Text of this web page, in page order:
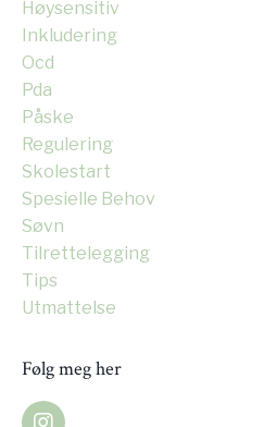
Høysensitiv
Inkludering
Ocd
Pda
Påske
Regulering
Skolestart
Spesielle Behov
Søvn
Tilrettelegging
Tips
Utmattelse
Følg meg her